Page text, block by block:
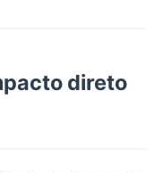
direto